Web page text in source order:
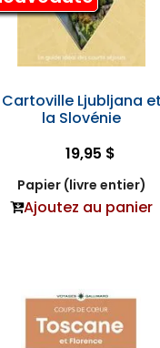
Cartoville Ljubljana et
la Slovénie
19,95 $
Papier (livre entier)
Ajoutez au panier